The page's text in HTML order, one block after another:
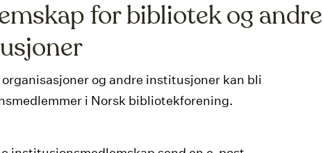
for bibliotek og andre
og andre institusjoner kan bli
i Norsk bibliotekforening.